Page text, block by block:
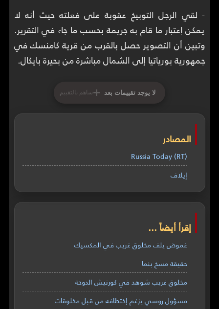
- لقي الرجل التوبيخ عقوبة على فعلته حيث أنه لا
يمكن إعتبار ما قام به جريمة بحسب ما جاء في التقرير.
وتبين أن التصوير حصل بالقرب من قرية كامنسك في
جمهورية بورياتيا إلى الشمال مباشرة من بحيرة بايكال.
لا يوجد تقييمات بعد +ساهم بالتقييم
المصادر
Russia Today (RT)
إيلاف
إقرأ أيضاً ...
غموض يلف مخلوق غريب في المكسيك
حقيقة مسخ بنما
مخلوق غريب شوهد في كورنيش الدوحة
مسؤول روسي يزغم إختطافه من قبل مخلوقات